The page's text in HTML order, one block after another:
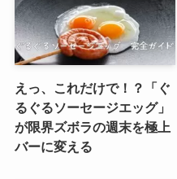
えっ、これだけで！？「ぐ
るぐるソーセージエッグ」
が限界ズボラの週末を極上
バーに変える